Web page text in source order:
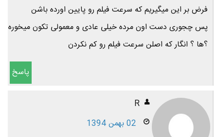
فرض بر این میگیریم که سرعت فیلم رو پایین اورده باشن
پس چجوری دست اون مرده خیلی عادی و معمولی تکون میخوره
؟ها ؟ انگار که اصلن سرعت فیلم رو کم نکردن
پاسخ
R
02 بهمن 1394